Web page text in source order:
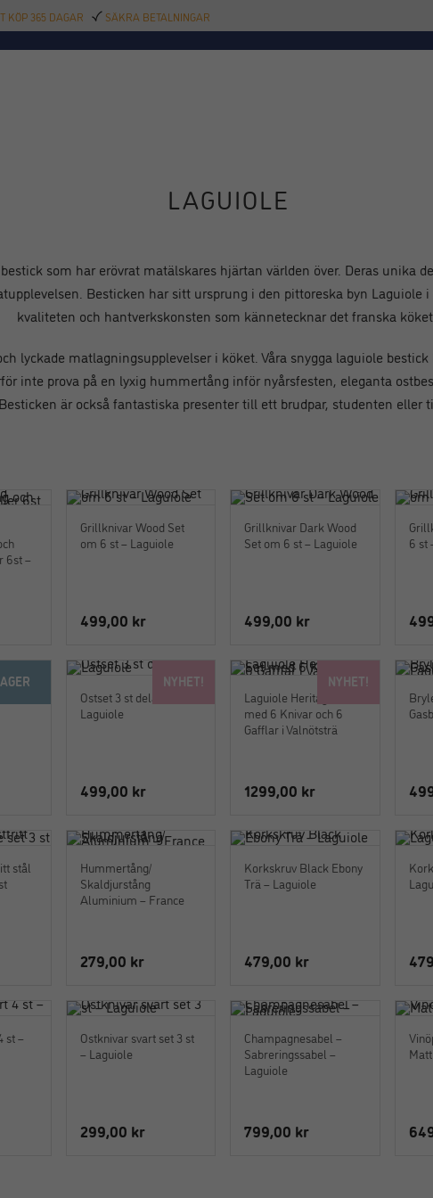
KÖP 365 DAGAR SÄKRA BETALNINGAR
BAKTILLBEHÖR BAR DELIKATESSER
LAGUIOLE
som har erövrat matälskares hjärtan världen över. Deras unika
Besticken har sitt ursprung i den pittoreska byn Laguiole
kvaliteten och hantverkskonsten som kännetecknar det franska köket.
lyckade matlagningsupplevelser i köket. Våra snygga laguiole
inte prova på en lyxig hummertång inför nyårsfesten, eleganta
är också fantastiska presenter till ett brudpar, studenten eller
6st –
Grillknivar Wood Set
om 6 st – Laguiole
499,00 kr
Grillknivar Dark Wood
Set om 6 st – Laguiole
499,00 kr
6 st
–
NYHET!
Ostset 3 st delar –
Laguiole
499,00 kr
NYHET!
Laguiole Heritage – Set
med 6 Knivar och 6
Gafflar i Valnötsträ
1299,00 kr
stål
Hummertång/
Skaldjurstång
Aluminium – France
279,00 kr
Korkskruv Black Ebony
Trä – Laguiole
479,00 kr
st –
Ostknivar svart set 3 st
– Laguiole
299,00 kr
Champagnesabel –
Sabreringssabel –
Laguiole
799,00 kr